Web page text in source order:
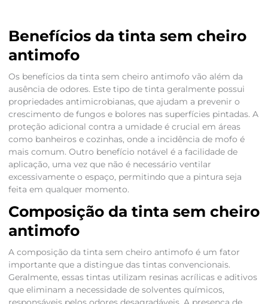
Benefícios da tinta sem cheiro
antimofo
Os benefícios da tinta sem cheiro antimofo vão além da
ausência de odores. Este tipo de tinta geralmente possui
propriedades antimicrobianas, que ajudam a prevenir o
crescimento de fungos e bolores nas superfícies pintadas. A
proteção adicional contra a umidade é crucial em áreas
como banheiros e cozinhas, onde a incidência de mofo é
mais comum. Outro benefício notável é a facilidade de
aplicação, uma vez que não é necessário ventilar
excessivamente o espaço, permitindo que a pintura seja
feita em qualquer momento.
Composição da tinta sem cheiro
antimofo
A composição da tinta sem cheiro antimofo é um fator
importante que a distingue das tintas convencionais.
Geralmente, essas tintas utilizam resinas acrílicas e aditivos
que eliminam a necessidade de solventes químicos,